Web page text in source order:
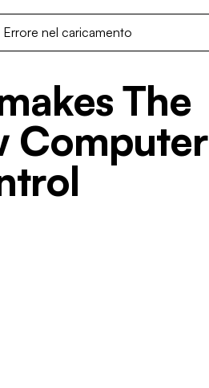
Errore nel caricamento
The
Computer